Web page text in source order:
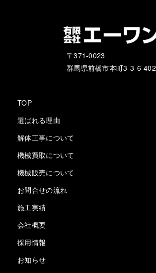
〒371-0023
群馬県前橋市本町3-3-6-402
TOP
選ばれる理由
解体工事について
機械買取について
機械販売について
お問合せの流れ
施工実績
会社概要
採用情報
お知らせ